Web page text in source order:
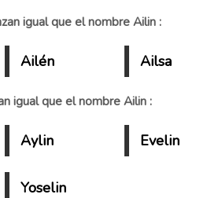
igual que el nombre Ailin :
Ailén Ailsa
igual que el nombre Ailin :
Aylin Evelin
Yoselin